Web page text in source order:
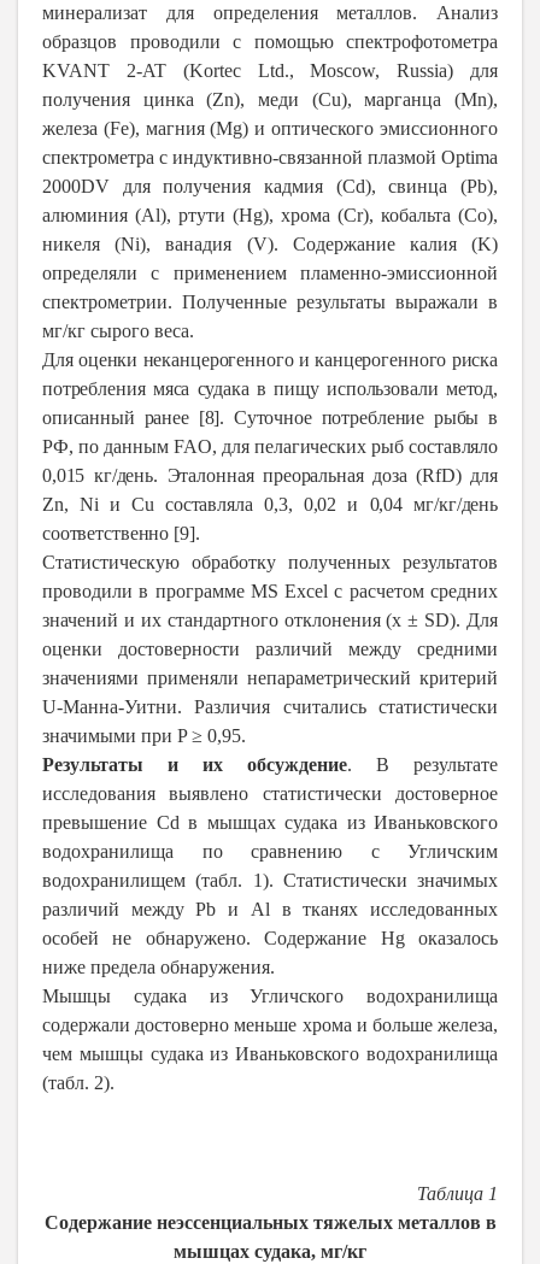
минерализат для определения металлов. Анализ
образцов проводили с помощью спектрофотометра
KVANT 2-AT (Kortec Ltd., Moscow, Russia) для
получения цинка (Zn), меди (Cu), марганца (Mn),
железа (Fe), магния (Mg) и оптического эмиссионного
спектрометра с индуктивно-связанной плазмой Optima
2000DV для получения кадмия (Cd), свинца (Pb),
алюминия (Al), ртути (Hg), хрома (Cr), кобальта (Co),
никеля (Ni), ванадия (V). Содержание калия (K)
определяли с применением пламенно-эмиссионной
спектрометрии. Полученные результаты выражали в
мг/кг сырого веса.
Для оценки неканцерогенного и канцерогенного риска
потребления мяса судака в пищу использовали метод,
описанный ранее [8]. Cуточ­ное потребление рыбы в
РФ, по данным FAO, для пелагических рыб составляло
0,015 кг/день. Эталонная преоральная доза (RfD) для
Zn, Ni и Cu составляла 0,3, 0,02 и 0,04 мг/кг/день
соответственно [9].
Статистическую обработку полученных результатов
проводили в программе MS Excel с расчетом средних
значений и их стандартного отклонения (x ± SD). Для
оценки достоверности различий между средними
значениями применяли непараметрический критерий
U-Манна-Уитни. Различия считались статистически
значимыми при P ≥ 0,95.
Результаты и их обсуждение. В результате
исследования выявлено статистически достоверное
превышение Cd в мышцах судака из Иваньковского
водохранилища по сравнению с Угличским
водохранилищем (табл. 1). Статистически значимых
различий между Pb и Al в тканях исследованных
особей не обнаружено. Содержание Hg оказалось
ниже предела обнаружения.
Мышцы судака из Угличского водохранилища
содержали достоверно меньше хрома и больше железа,
чем мышцы судака из Иваньковского водохранилища
(табл. 2).
Таблица 1
Содержание неэссенциальных тяжелых металлов в
мышцах судака, мг/кг